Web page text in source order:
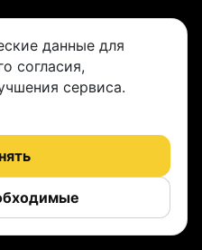
данные для
согласия,
сервиса.